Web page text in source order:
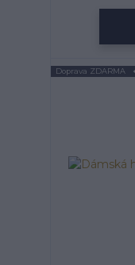
Doprava ZDARMA